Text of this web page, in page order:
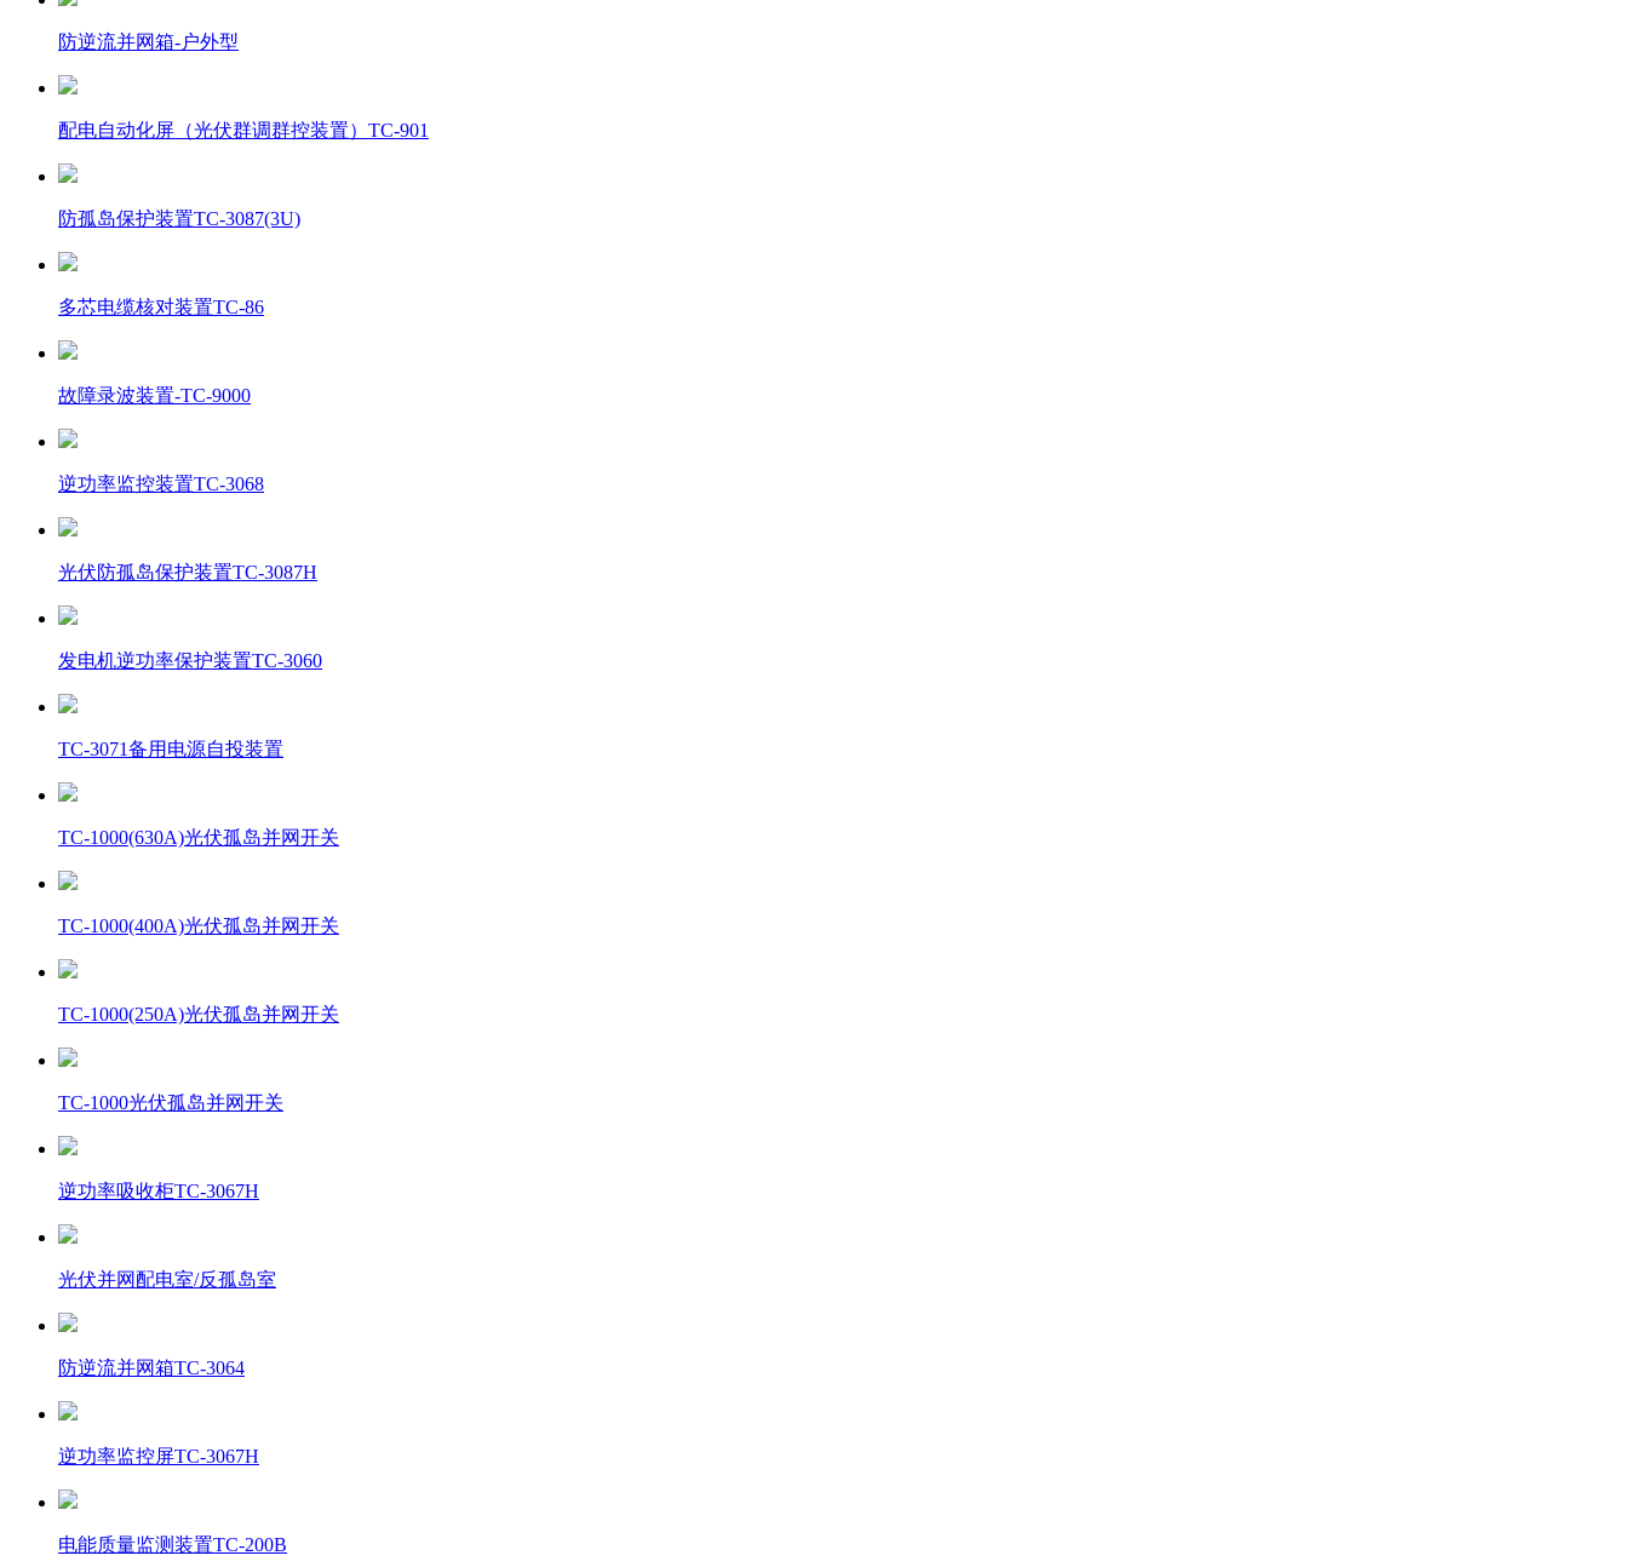
防逆流并网箱-户外型
配电自动化屏（光伏群调群控装置）TC-901
防孤岛保护装置TC-3087(3U)
多芯电缆核对装置TC-86
故障录波装置-TC-9000
逆功率监控装置TC-3068
光伏防孤岛保护装置TC-3087H
发电机逆功率保护装置TC-3060
TC-3071备用电源自投装置
TC-1000(630A)光伏孤岛并网开关
TC-1000(400A)光伏孤岛并网开关
TC-1000(250A)光伏孤岛并网开关
TC-1000光伏孤岛并网开关
逆功率吸收柜TC-3067H
光伏并网配电室/反孤岛室
防逆流并网箱TC-3064
逆功率监控屏TC-3067H
电能质量监测装置TC-200B